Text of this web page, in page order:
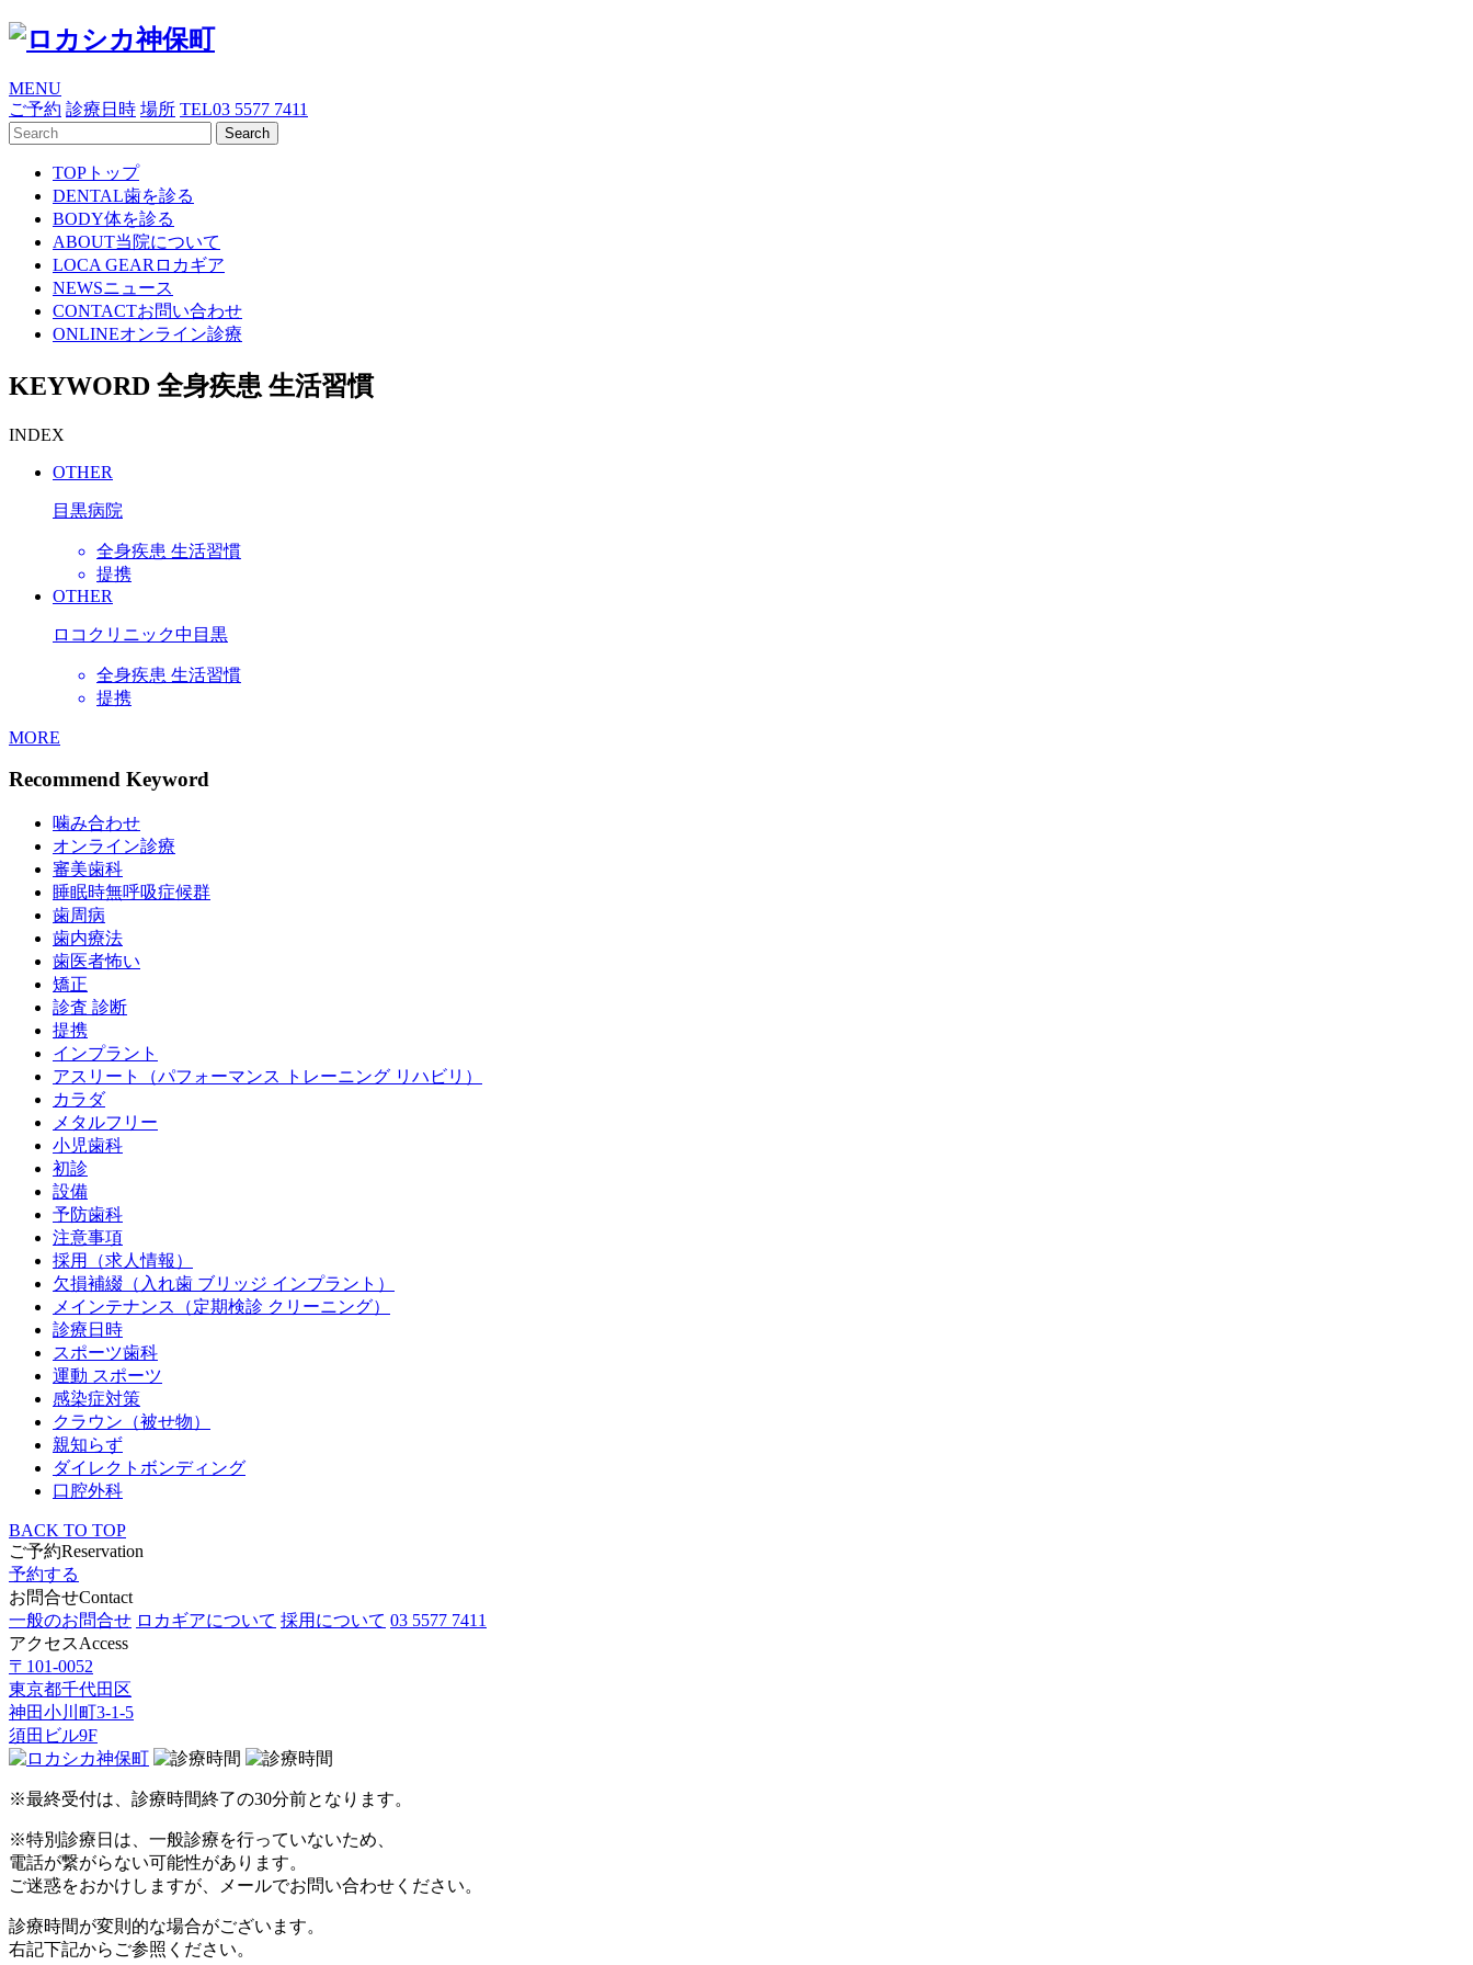
MENU
ご予約 診療日時 場所 TEL03 5577 7411
TOP トップ
DENTAL歯を診る
BODY体を診る
ABOUT当院について
LOCA GEAR ロカギア
NEWSニュース
CONTACTお問い合わせ
ONLINEオンライン診療
KEYWORD 全身疾患 生活習慣
INDEX
OTHER
目黒病院
全身疾患 生活習慣
提携
OTHER
ロコクリニック中目黒
全身疾患 生活習慣
提携
MORE
Recommend Keyword
噛み合わせ
オンライン診療
審美歯科
睡眠時無呼吸症候群
歯周病
歯内療法
歯医者怖い
矯正
診査 診断
提携
インプラント
アスリート（パフォーマンス トレーニング リハビリ）
カラダ
メタルフリー
小児歯科
初診
設備
予防歯科
注意事項
採用（求人情報）
欠損補綴（入れ歯 ブリッジ インプラント）
メインテナンス（定期検診 クリーニング）
診療日時
スポーツ歯科
運動 スポーツ
感染症対策
クラウン（被せ物）
親知らず
ダイレクトボンディング
口腔外科
BACK TO TOP
ご予約Reservation
予約する
お問合せContact
一般のお問合せ ロカギアについて 採用について 03 5577 7411
アクセスAccess
〒101-0052
東京都千代田区
神田小川町3-1-5
須田ビル9F
※最終受付は、診療時間終了の30分前となります。
※特別診療日は、一般診療を行っていないため、
電話が繋がらない可能性があります。
ご迷惑をおかけしますが、メールでお問い合わせください。
診療時間が変則的な場合がございます。
右記下記からご参照ください。